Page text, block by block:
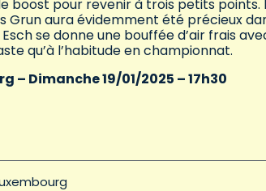
boost pour revenir à trois petits
Grun aura évidemment été précieux
se donne une bouffée d’air frais
qu’à l’habitude en championnat.
– Dimanche 19/01/2025 – 17h30